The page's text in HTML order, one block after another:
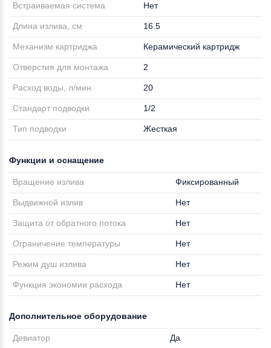
Встраиваемая система Нет
Длина излива, см 16.5
Механизм картриджа Керамический картридж
Отверстия для монтажа 2
Расход воды, л/мин 20
Стандарт подводки 1/2
Тип подводки Жесткая
Функции и оснащение
Вращение излива Фиксированный
Выдвижной излив Нет
Защита от обратного потока Нет
Ограничение температуры Нет
Режим душ излива Нет
Функция экономии расхода Нет
Дополнительное оборудование
Девиатор Да